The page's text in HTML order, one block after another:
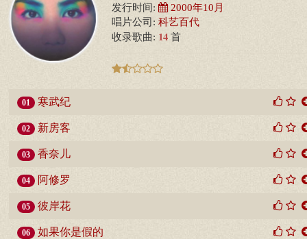
发行时间: 2000年10月
唱片公司: 科艺百代
收录歌曲: 14 首
01 寒武纪
02 新房客
03 香奈儿
04 阿修罗
05 彼岸花
06 如果你是假的